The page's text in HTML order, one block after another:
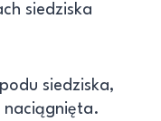
siedziska
siedziska,
naciągnięta.